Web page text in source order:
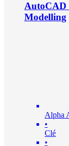
AutoCAD
Modelling
Alpha
•
Clé
•